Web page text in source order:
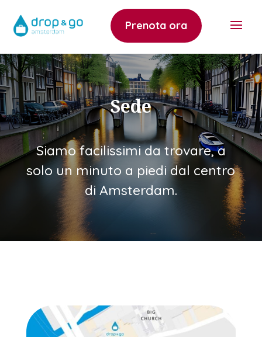
Prenota ora
Sede
Siamo facilissimi da trovare, a
solo un minuto a piedi dal centro
di Amsterdam.